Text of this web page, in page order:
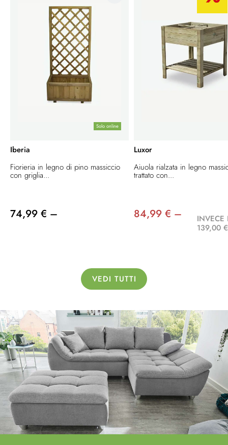
Solo online
Iberia
Fiorieria in legno di pino massiccio
con griglia...
74,99 € –
Luxor
Aiuola rialzata in legno
trattato con...
84,99 € –
INVECE
139,00 €
VEDI TUTTI